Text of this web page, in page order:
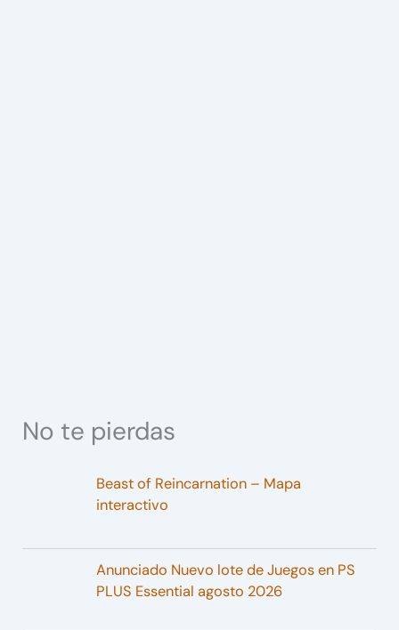
No te pierdas
Beast of Reincarnation – Mapa
interactivo
Anunciado Nuevo lote de Juegos en PS
PLUS Essential agosto 2026